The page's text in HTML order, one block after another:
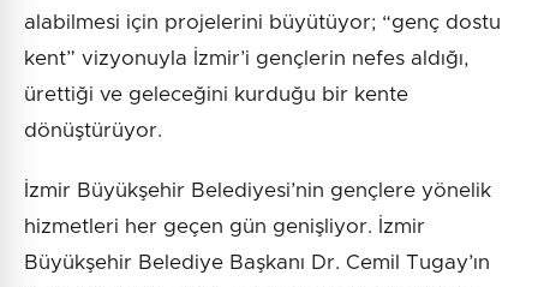
alabilmesi için projelerini büyütüyor; “genç dostu
kent” vizyonuyla İzmir’i gençlerin nefes aldığı,
ürettiği ve geleceğini kurduğu bir kente
dönüştürüyor.
İzmir Büyükşehir Belediyesi’nin gençlere yönelik
hizmetleri her geçen gün genişliyor. İzmir
Büyükşehir Belediye Başkanı Dr. Cemil Tugay’ın